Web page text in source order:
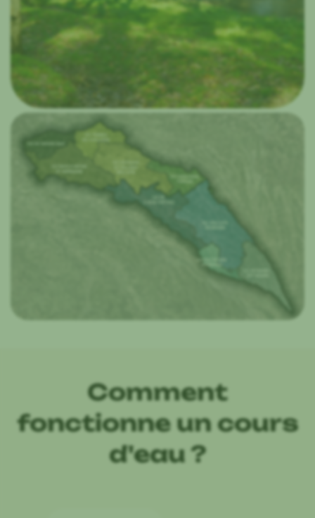
Comment
fonctionne un cours
d'eau ?